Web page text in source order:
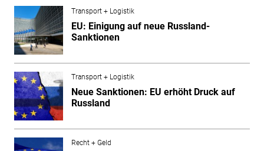
Transport + Logistik
EU: Einigung auf neue Russland-
Sanktionen
Transport + Logistik
Neue Sanktionen: EU erhöht Druck auf
Russland
Recht + Geld